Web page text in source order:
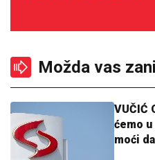
Možda vas
VUČIĆ
ćemo
moći